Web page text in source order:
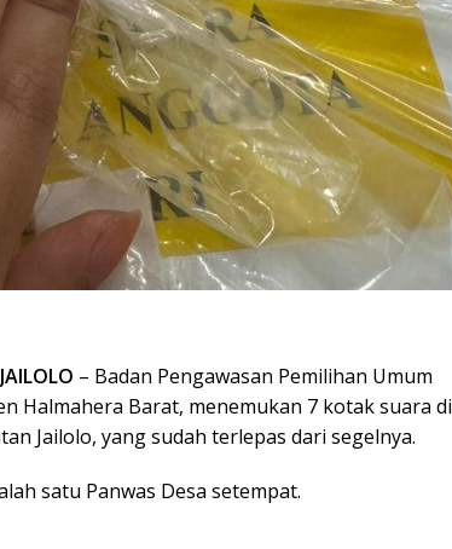
– Badan Pengawasan Pemilihan Umum
Halmahera Barat, menemukan 7 kotak suara di
Jailolo, yang sudah terlepas dari segelnya.
satu Panwas Desa setempat.